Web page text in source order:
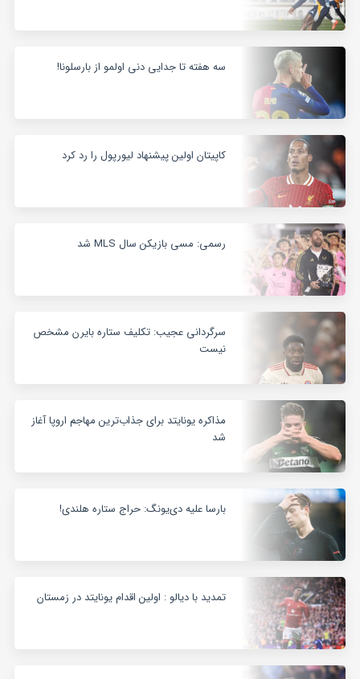
سه هفته تا جدایی دنی اولمو از بارسلونا!
کاپیتان اولین پیشنهاد لیورپول را رد کرد
رسمی: مسی بازیکن سال MLS شد
سرگردانی عجیب: تکلیف ستاره بایرن مشخص
نیست
مذاکره یونایتد برای جذاب‌ترین مهاجم اروپا آغاز
شد
بارسا علیه دی‌یونگ: حراج ستاره هلندی!
تمدید با دیالو : اولین اقدام یونایتد در زمستان